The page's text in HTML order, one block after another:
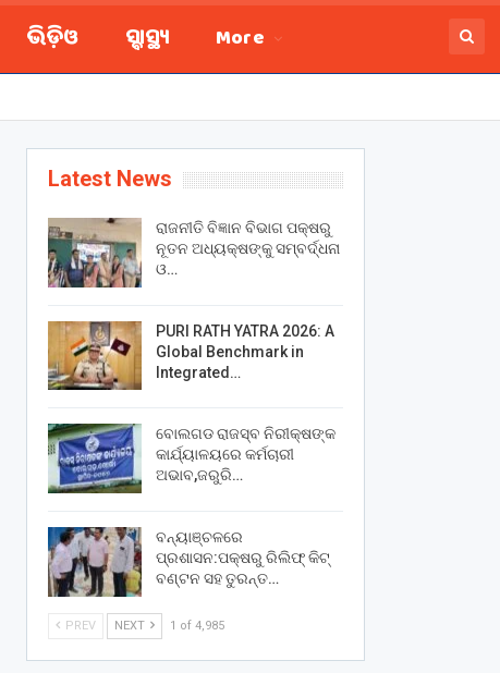
ଭିଡ଼ିଓ ସ୍ବାସ୍ଥ୍ୟ More
Latest News
ରାଜନୀତି ବିଜ୍ଞାନ ବିଭାଗ ପକ୍ଷରୁ
ନୂତନ ଅଧ୍ୟକ୍ଷଙ୍କୁ ସମ୍ବର୍ଦ୍ଧନା
ଓ…
PURI RATH YATRA 2026: A
Global Benchmark in
Integrated…
ବୋଲଗଡ ରାଜସ୍ବ ନିରୀକ୍ଷଙ୍କ
କାର୍ଯ୍ୟାଳୟରେ କର୍ମଚାରୀ
ଅଭାବ,ଜରୁରି…
ବନ୍ୟାଞ୍ଚଳରେ
ପ୍ରଶାସନ:ପକ୍ଷରୁ ରିଲିଫ୍ କିଟ୍
ବଣ୍ଟନ ସହ ତୁରନ୍ତ…
PREV NEXT 1 of 4,985